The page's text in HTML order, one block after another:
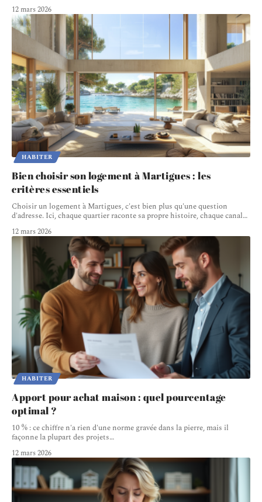
12 mars 2026
HABITER
Bien choisir son logement à Martigues : les
critères essentiels
Choisir un logement à Martigues, c'est bien plus qu'une question
d'adresse. Ici, chaque quartier raconte sa propre histoire, chaque canal…
12 mars 2026
HABITER
Apport pour achat maison : quel pourcentage
optimal ?
10 % : ce chiffre n'a rien d'une norme gravée dans la pierre, mais il
façonne la plupart des projets…
12 mars 2026